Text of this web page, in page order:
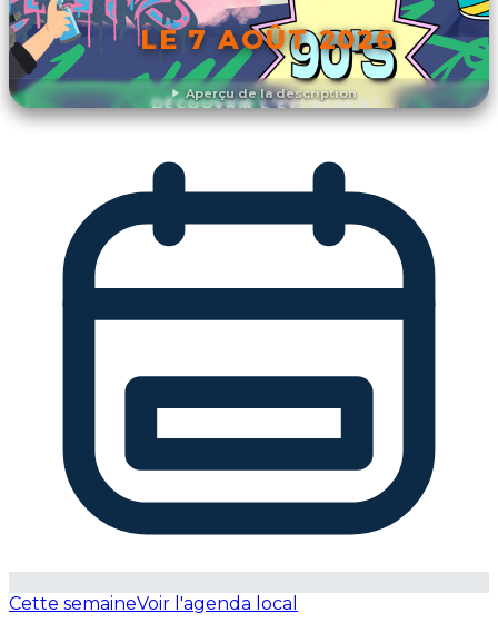
Aperçu de la description
LE 7 AOÛT 2026
DÉCOUVRIR L'ÉVÉNEMENT
Cette semaineVoir l'agenda local